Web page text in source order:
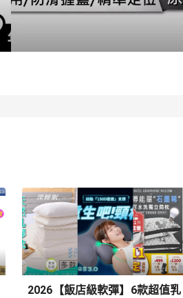
2026【飯店級軟彈】6款超值乳